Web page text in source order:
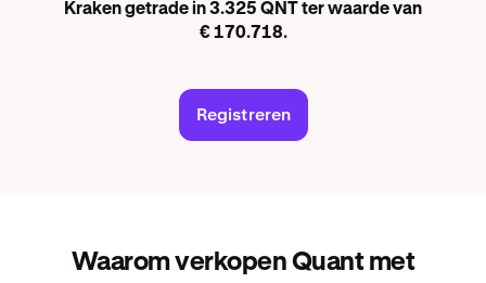
Kraken getrade in 3.325 QNT ter waarde van
€ 170.718.
Registreren
Waarom verkopen Quant met